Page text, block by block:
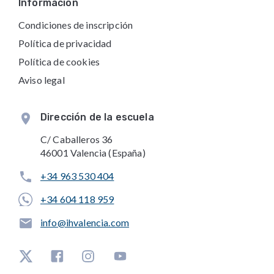
Información
Condiciones de inscripción
Política de privacidad
Política de cookies
Aviso legal
Dirección de la escuela
C/ Caballeros 36
46001 Valencia (España)
+34 963 530 404
+34 604 118 959
info@ihvalencia.com